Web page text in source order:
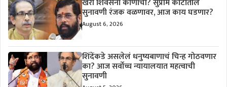
सुनावणी रंजक वळणावर, आज काय घडणार?
August 6, 2026
शिंदेंकडे असलेलं धनुष्यबाणाचं चिन्ह गोठवणार
का? आज सर्वोच्च न्यायालयात महत्वाची
सुनावणी